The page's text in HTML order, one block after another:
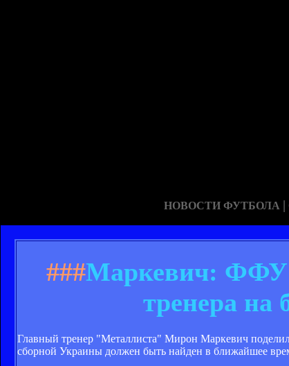
НОВОСТИ ФУТБОЛА |
###Маркевич: ФФУ
тренера на
Главный тренер "Металлиста" Мирон Маркевич
сборной Украины должен быть найден в ближайшее